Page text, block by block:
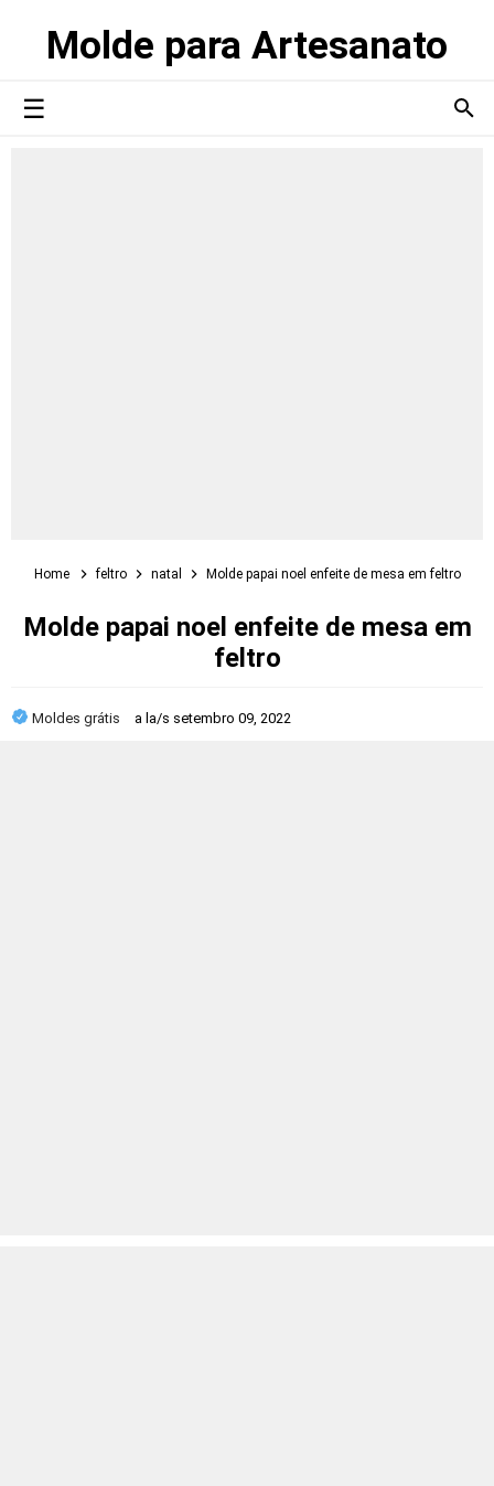
Molde para Artesanato
Home feltro natal Molde papai noel enfeite de mesa em feltro
Molde papai noel enfeite de mesa em
feltro
Moldes grátis a la/s setembro 09, 2022